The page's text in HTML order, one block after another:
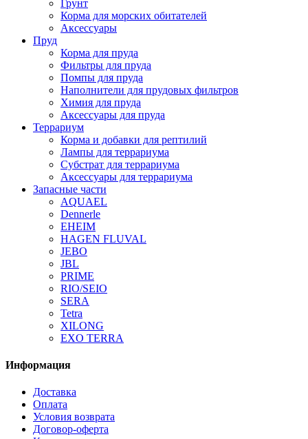
Грунт
Корма для морских обитателей
Аксессуары
Пруд
Корма для пруда
Фильтры для пруда
Помпы для пруда
Наполнители для прудовых фильтров
Химия для пруда
Аксессуары для пруда
Террариум
Корма и добавки для рептилий
Лампы для террариума
Субстрат для террариума
Аксессуары для террариума
Запасные части
AQUAEL
Dennerle
EHEIM
HAGEN FLUVAL
JEBO
JBL
PRIME
RIO/SEIO
SERA
Tetra
XILONG
EXO TERRA
Информация
Доставка
Оплата
Условия возврата
Договор-оферта